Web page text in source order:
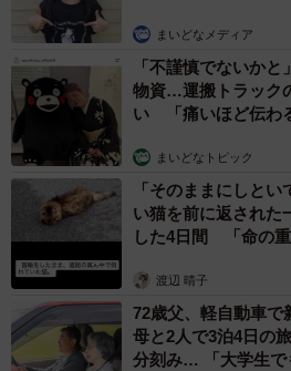
まいどなメディア
「不謹慎でないか
物資…運搬トラック
い 「痛いほど伝わ
まいどなトピック
「そのままにしと
い猫を前に返され
した4日間 「命の
渡辺 晴子
72歳父、軽自動車
母と2人で3泊4日の
分刻み… 「大学生で